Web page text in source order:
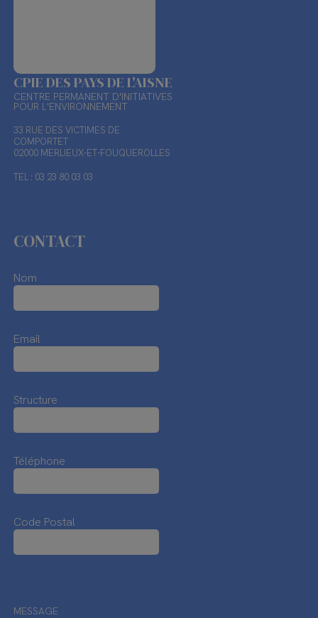
CPIE DES PAYS DE L'AISNE
CENTRE PERMANENT D'INITIATIVES
POUR L'ENVIRONNEMENT
33 RUE DES VICTIMES DE
COMPORTET
02000 MERLIEUX-ET-FOUQUEROLLES
TEL : 03 23 80 03 03
CONTACT
Nom
Email
Structure
Téléphone
Code Postal
MESSAGE